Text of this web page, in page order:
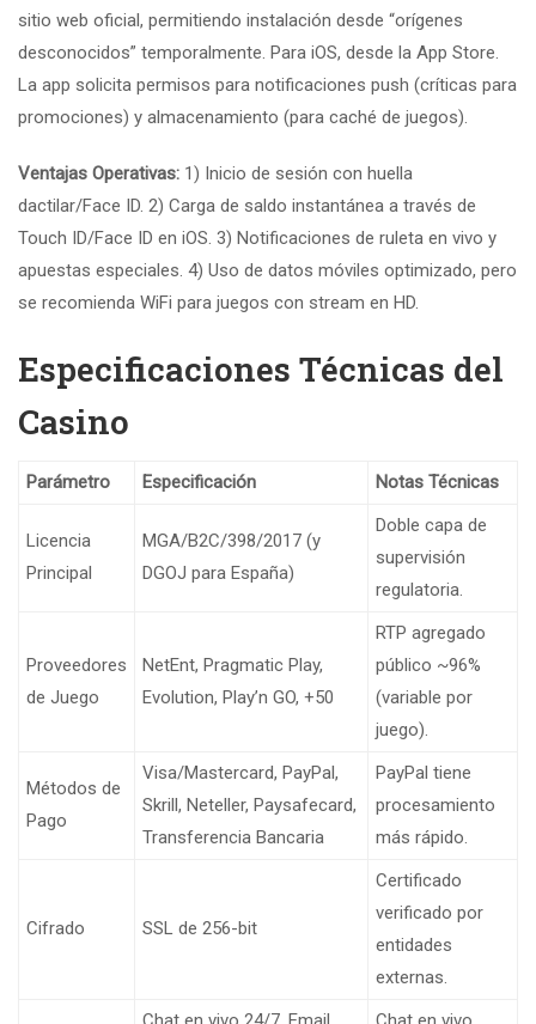
sitio web oficial, permitiendo instalación desde “orígenes
desconocidos” temporalmente. Para iOS, desde la App Store.
La app solicita permisos para notificaciones push (críticas para
promociones) y almacenamiento (para caché de juegos).
Ventajas Operativas: 1) Inicio de sesión con huella
dactilar/Face ID. 2) Carga de saldo instantánea a través de
Touch ID/Face ID en iOS. 3) Notificaciones de ruleta en vivo y
apuestas especiales. 4) Uso de datos móviles optimizado, pero
se recomienda WiFi para juegos con stream en HD.
Especificaciones Técnicas del
Casino
Parámetro Especificación Notas Técnicas
Licencia
Principal
MGA/B2C/398/2017 (y
DGOJ para España)
Doble capa de
supervisión
regulatoria.
Proveedores
de Juego
NetEnt, Pragmatic Play,
Evolution, Play’n GO, +50
RTP agregado
público ~96%
(variable por
juego).
Métodos de
Pago
Visa/Mastercard, PayPal,
Skrill, Neteller, Paysafecard,
Transferencia Bancaria
PayPal tiene
procesamiento
más rápido.
Cifrado SSL de 256-bit
Certificado
verificado por
entidades
externas.